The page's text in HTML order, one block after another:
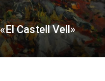
Castell Vell»